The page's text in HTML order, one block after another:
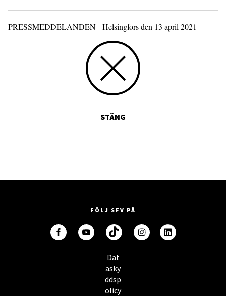
PRESSMEDDELANDEN - Helsingfors den 13 april 2021
STÄNG
FÖLJ SFV PÅ
Dat
asky
ddsp
olicy